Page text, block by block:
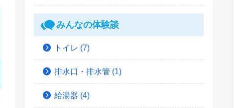
みんなの体験談
トイレ (7)
排水口・排水管 (1)
給湯器 (4)